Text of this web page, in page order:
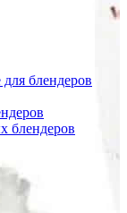
блендеров
блендеров